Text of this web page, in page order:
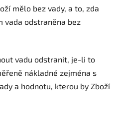
mělo bez vady, a to, zda
vada odstraněna bez
vadu odstranit, je-li to
nákladné zejména s
a hodnotu, kterou by Zboží